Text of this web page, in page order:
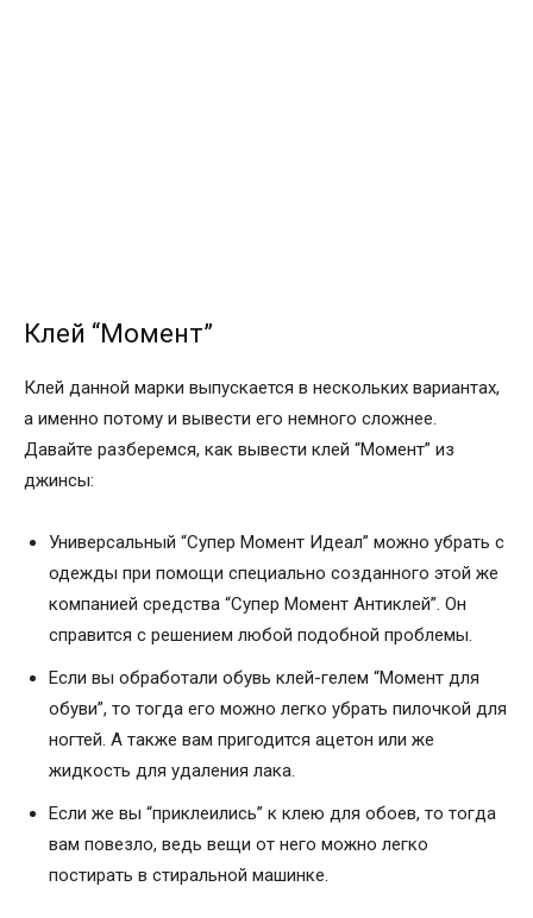
Клей “Момент”
Клей данной марки выпускается в нескольких вариантах,
а именно потому и вывести его немного сложнее.
Давайте разберемся, как вывести клей “Момент” из
джинсы:
Универсальный “Супер Момент Идеал” можно убрать с
одежды при помощи специально созданного этой же
компанией средства “Супер Момент Антиклей”. Он
справится с решением любой подобной проблемы.
Если вы обработали обувь клей-гелем “Момент для
обуви”, то тогда его можно легко убрать пилочкой для
ногтей. А также вам пригодится ацетон или же
жидкость для удаления лака.
Если же вы “приклеились” к клею для обоев, то тогда
вам повезло, ведь вещи от него можно легко
постирать в стиральной машинке.